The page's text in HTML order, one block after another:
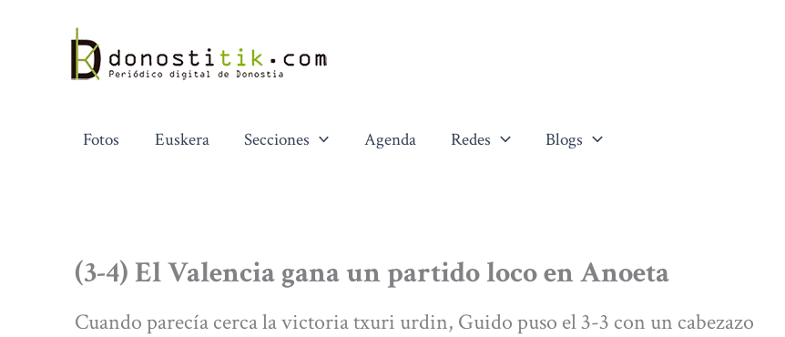
contenido
Fotos Euskera Secciones Agenda Redes Blogs
(3-4) El Valencia gana un partido loco en Anoeta
Cuando parecía cerca la victoria txuri urdin, Guido puso el 3-3 con un cabezazo